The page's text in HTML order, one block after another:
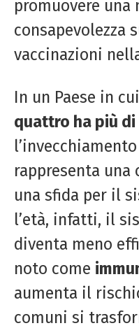
promuovere una
consapevolezza
vaccinazioni
In un Paese in cui
quattro ha più di
rappresenta una
una sfida per il
l’età, infatti, il
diventa meno
noto come
aumenta il
comuni si